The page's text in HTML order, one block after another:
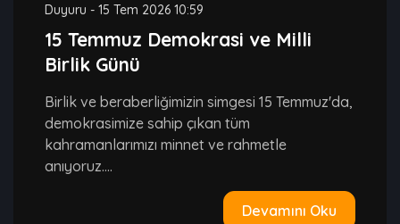
Duyuru - 15 Tem 2026 10:59
15 Temmuz Demokrasi ve Milli
Birlik Günü
Birlik ve beraberliğimizin simgesi 15 Temmuz'da,
demokrasimize sahip çıkan tüm
kahramanlarımızı minnet ve rahmetle
anıyoruz....
Devamını Oku